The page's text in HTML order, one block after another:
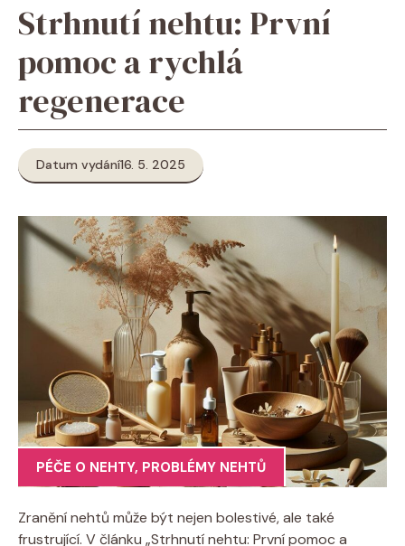
Strhnutí nehtu: První
pomoc a rychlá
regenerace
Datum vydání16. 5. 2025
PÉČE O NEHTY, PROBLÉMY NEHTŮ
Zranění nehtů může být nejen bolestivé, ale také
frustrující. V článku „Strhnutí nehtu: První pomoc a